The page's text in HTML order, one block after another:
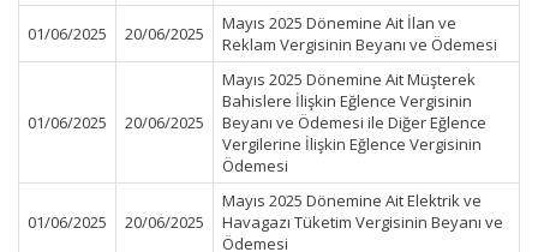
01/06/2025 20/06/2025
Mayıs 2025 Dönemine Ait İlan ve
Reklam Vergisinin Beyanı ve Ödemesi
01/06/2025 20/06/2025
Mayıs 2025 Dönemine Ait Müşterek
Bahislere İlişkin Eğlence Vergisinin
Beyanı ve Ödemesi ile Diğer Eğlence
Vergilerine İlişkin Eğlence Vergisinin
Ödemesi
01/06/2025 20/06/2025
Mayıs 2025 Dönemine Ait Elektrik ve
Havagazı Tüketim Vergisinin Beyanı ve
Ödemesi